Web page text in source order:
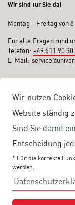
Wir nutzen
Website ständig
Sind Sie damit
Entscheidung
* Für die korrekte
werden.
Wir sind für Sie da!
Montag - Freitag von
Für alle Fragen rund
Telefon: +49 611 90 30
E-Mail:
Kostenloser Versand
Sicher Einkaufen:
Produktentwicklung
Sonderaktionen &
Aktuelle News zu
Mit unserem
aktuelle Angebote